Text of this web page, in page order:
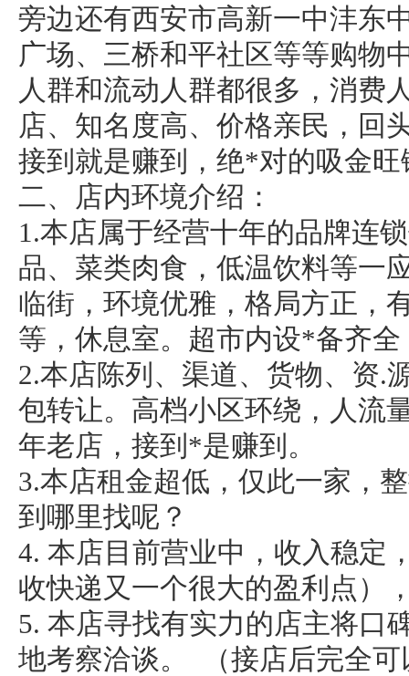
旁边还有西安市高新一中沣东
广场、三桥和平社区等等购物
人群和流动人群都很多，消费
店、知名度高、价格亲民，回
接到就是赚到，绝*对的吸金
二、店内环境介绍：
1.本店属于经营十年的品牌连
品、菜类肉食，低温饮料等一
临街，环境优雅，格局方正，
等，休息室。超市内设*备齐
2.本店陈列、渠道、货物、资.
包转让。高档小区环绕，人流
年老店，接到*是赚到。
3.本店租金超低，仅此一家，
到哪里找呢？
4. 本店目前营业中，收入稳定
收快递又一个很大的盈利点）
5. 本店寻找有实力的店主将口
地考察洽谈。 （接店后完全